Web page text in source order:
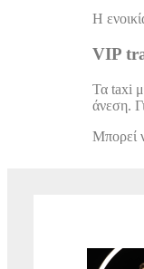
Η
VIP
Τα taxi
άνεση.
Μπορεί